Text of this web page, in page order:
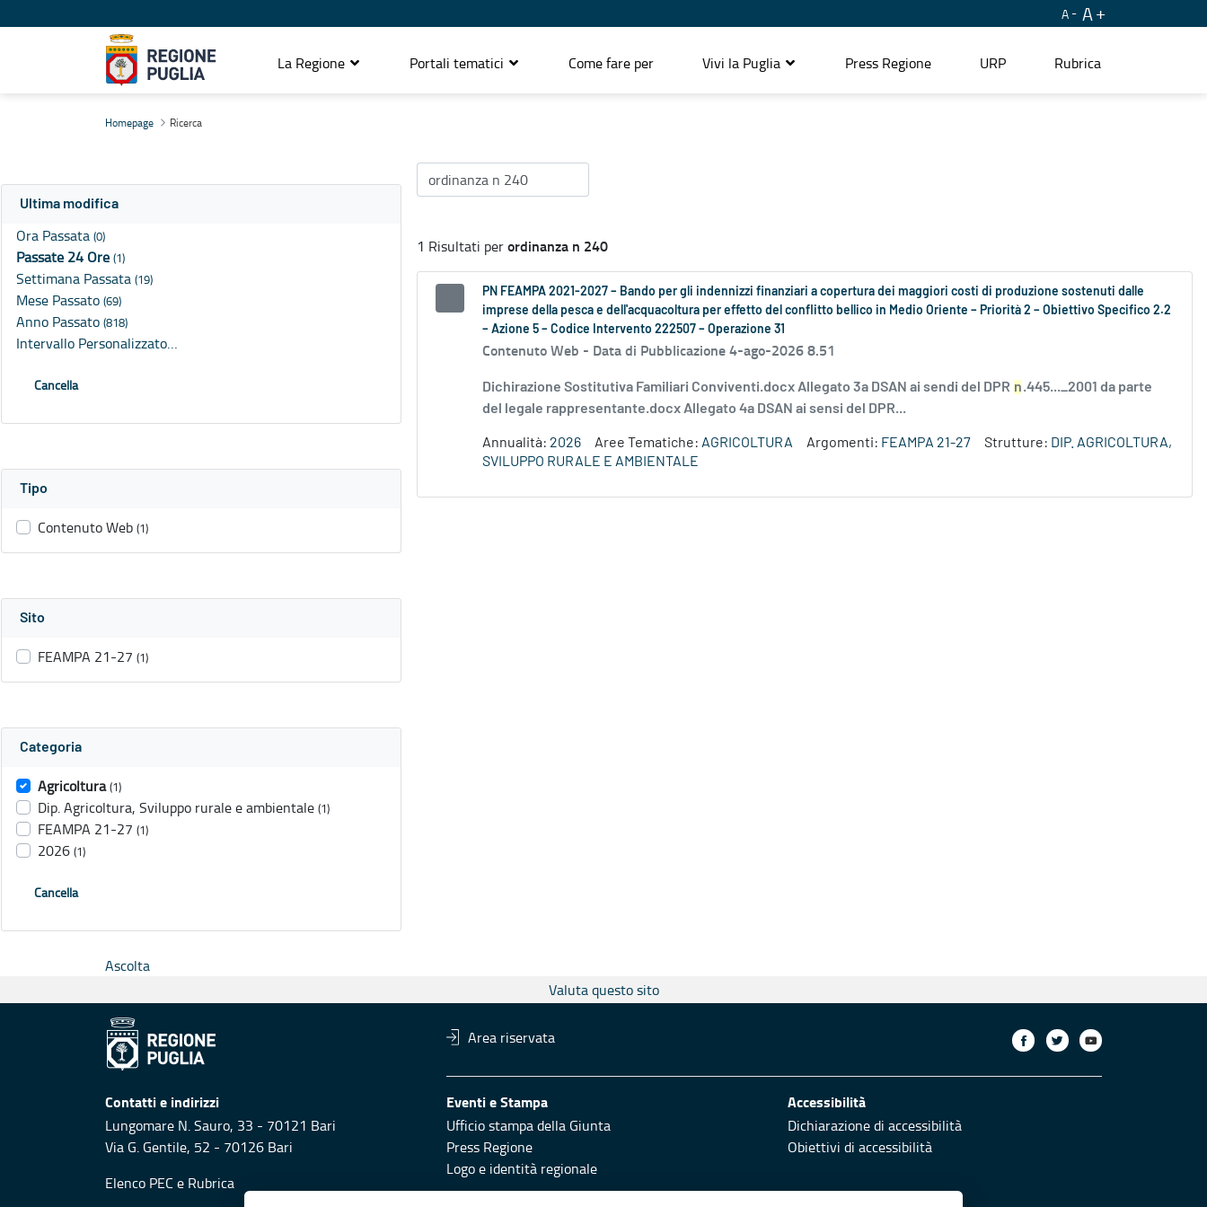
A A
La Regione Portali tematici Come fare per Vivi la Puglia Press Regione URP Rubrica
Homepage Ricerca
Ultima modifica
Ora Passata (0)
Passate 24 Ore (1)
Settimana Passata (19)
Mese Passato (69)
Anno Passato (818)
Intervallo Personalizzato…
Cancella
Tipo
Contenuto Web (1)
Sito
FEAMPA 21-27 (1)
Categoria
Agricoltura (1)
Dip. Agricoltura, Sviluppo rurale e ambientale (1)
FEAMPA 21-27 (1)
2026 (1)
Cancella
1 Risultati perordinanza n 240
PN FEAMPA 2021-2027 – Bando per gli indennizzi finanziari a copertura dei maggiori costi di produzione sostenuti dalle
imprese della pesca e dell'acquacoltura per effetto del conflitto bellico in Medio Oriente – Priorità 2 – Obiettivo Specifico 2.2
– Azione 5 – Codice Intervento 222507 – Operazione 31
Contenuto Web - Data di Pubblicazione 4-ago-2026 8.51
Dichirazione Sostitutiva Familiari Conviventi.docx Allegato 3a DSAN ai sendi del DPR n.445..._2001 da parte
del legale rappresentante.docx Allegato 4a DSAN ai sensi del DPR...
Annualità: 2026 Aree Tematiche: AGRICOLTURA Argomenti: FEAMPA 21-27 Strutture: DIP. AGRICOLTURA,
SVILUPPO RURALE E AMBIENTALE
Ascolta
Valuta questo sito
Area riservata
Contatti e indirizzi
Lungomare N. Sauro, 33 - 70121 Bari
Via G. Gentile, 52 - 70126 Bari
Elenco PEC e Rubrica
Eventi e Stampa
Ufficio stampa della Giunta
Press Regione
Logo e identità regionale
Accessibilità
Dichiarazione di accessibilità
Obiettivi di accessibilità